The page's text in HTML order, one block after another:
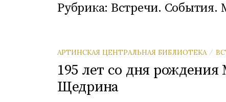
Рубрика: Встречи. События.
АРТИНСКАЯ ЦЕНТРАЛЬНАЯ БИБЛИОТЕКА /
195 лет со дня
Щедрина